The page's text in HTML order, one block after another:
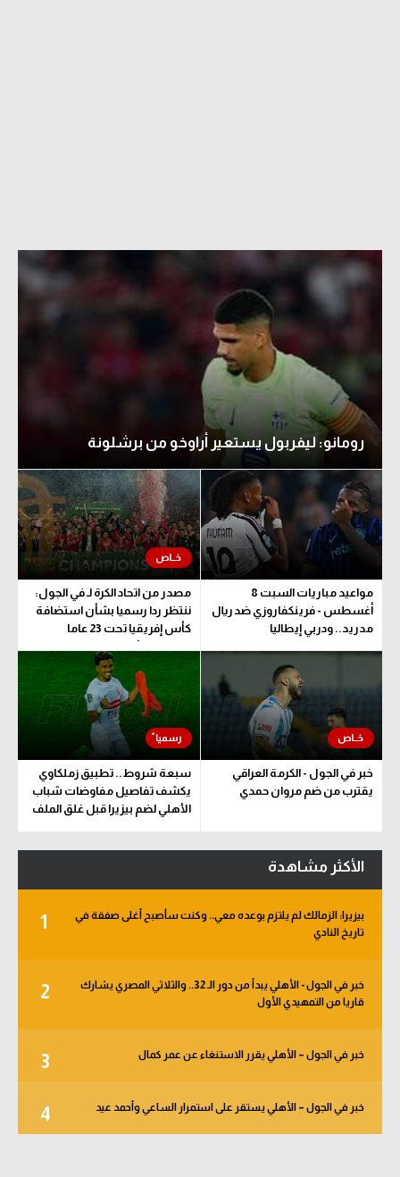
رومانو: ليفربول يستعير أراوخو من برشلونة
مواعيد مباريات السبت 8
أغسطس - فرينكفاروزي ضد ريال
مدريد.. ودربي إيطاليا
مصدر من اتحاد الكرة لـ في الجول:
ننتظر ردا رسميا بشأن استضافة
كأس إفريقيا تحت 23 عاما
المؤهلة للأولمبياد
خبر في الجول - الكرمة العراقي
يقترب من ضم مروان حمدي
سبعة شروط.. تطبيق زملكاوي
يكشف تفاصيل مفاوضات شباب
الأهلي لضم بيزيرا قبل غلق الملف
الأكثر مشاهدة
1
بيزيرا: الزمالك لم يلتزم بوعده معي.. وكنت سأصبح أغلى صفقة في
تاريخ النادي
2
خبر في الجول - الأهلي يبدأ من دور الـ 32.. والثلاثي المصري يشارك
قاريا من التمهيدي الأول
3 خبر في الجول – الأهلي يقرر الاستنغاء عن عمر كمال
4 خبر في الجول – الأهلي يستقر على استمرار الساعي وأحمد عيد